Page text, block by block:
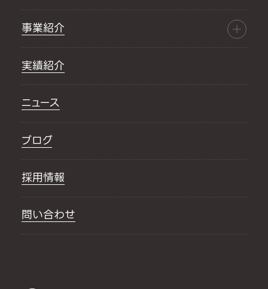
事業紹介
実績紹介
ニュース
ブログ
採用情報
問い合わせ